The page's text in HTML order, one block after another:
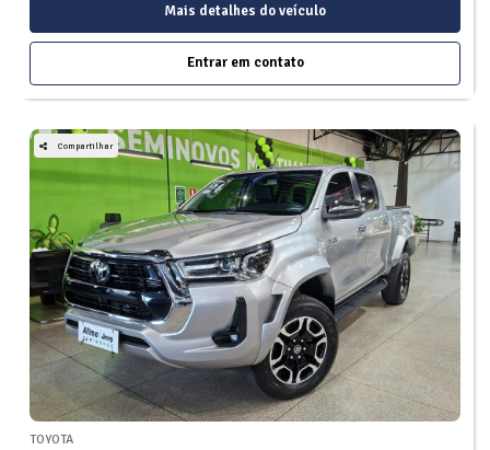
Mais detalhes do veículo
Entrar em contato
Compartilhar
TOYOTA